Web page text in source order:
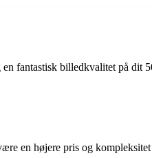
fantastisk billedkvalitet på dit
en højere pris og